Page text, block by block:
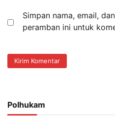
Simpan nama, email,
peramban ini untuk
Polhukam